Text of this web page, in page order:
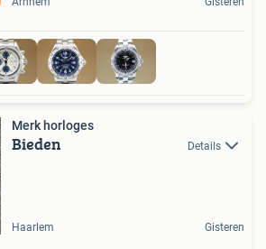
Merk horloges
Bieden Details
Haarlem Gisteren